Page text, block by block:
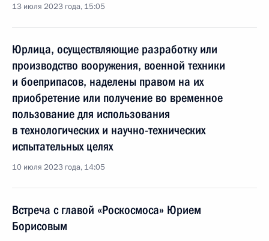
13 июля 2023 года, 15:05
Юрлица, осуществляющие разработку или
производство вооружения, военной техники
и боеприпасов, наделены правом на их
приобретение или получение во временное
пользование для использования
в технологических и научно-технических
испытательных целях
10 июля 2023 года, 14:05
Встреча с главой «Роскосмоса» Юрием
Борисовым